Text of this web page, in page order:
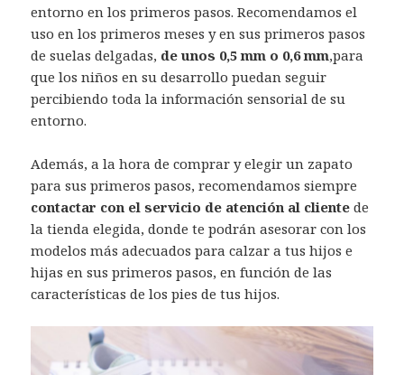
entorno en los primeros pasos. Recomendamos el
uso en los primeros meses y en sus primeros pasos
de suelas delgadas, de unos 0,5 mm o 0,6 mm,para
que los niños en su desarrollo puedan seguir
percibiendo toda la información sensorial de su
entorno.
Además, a la hora de comprar y elegir un zapato
para sus primeros pasos, recomendamos siempre
contactar con el servicio de atención al cliente de
la tienda elegida, donde te podrán asesorar con los
modelos más adecuados para calzar a tus hijos e
hijas en sus primeros pasos, en función de las
características de los pies de tus hijos.